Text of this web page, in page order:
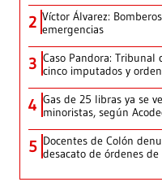
2 Víctor Álvarez:
emergencias
3 Caso Pandora:
cinco imputados y
4 Gas de 25 libras ya se
minoristas, según
5 Docentes de Colón
desacato de órdenes